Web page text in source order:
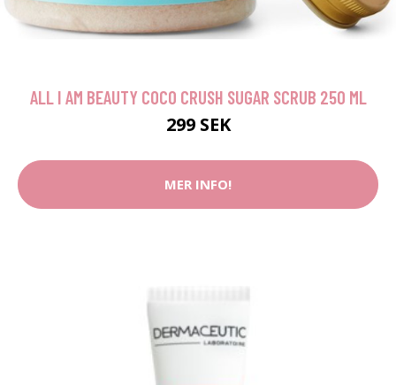
ALL I AM BEAUTY COCO CRUSH SUGAR SCRUB 250 ML
299 SEK
MER INFO!